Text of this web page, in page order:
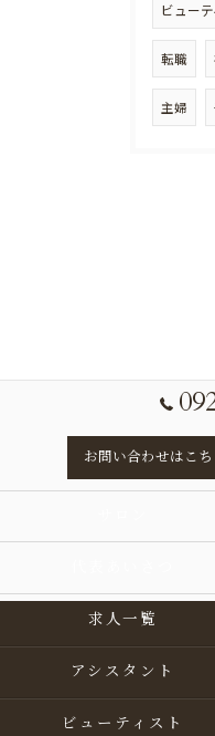
ビュー
転職
主婦
お問い合わせはこち
求人一覧
アシスタント
ビューティスト